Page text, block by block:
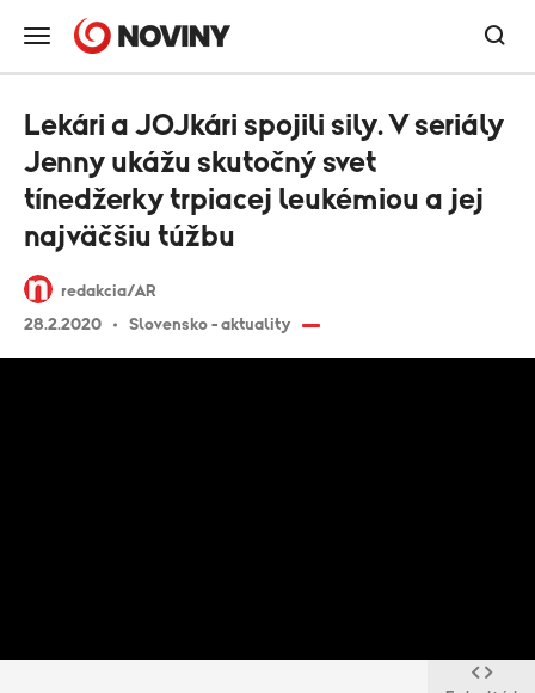
redakcia/AR
28.2.2020
Slovensko - aktuality
Lekári a JOJkári spojili sily. V seriály
Jenny ukážu skutočný svet
tínedžerky trpiacej leukémiou a jej
najväčšiu túžbu